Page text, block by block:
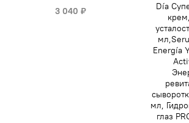
3 040 ₽
Día
Energía
мл,
глаз